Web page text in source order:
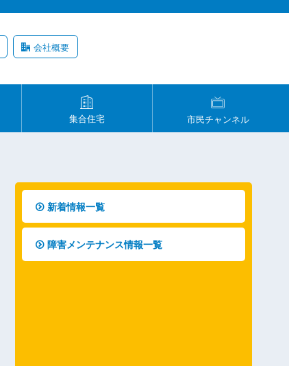
会社概要
集合住宅 市民チャンネル
新着情報一覧
障害メンテナンス情報一覧